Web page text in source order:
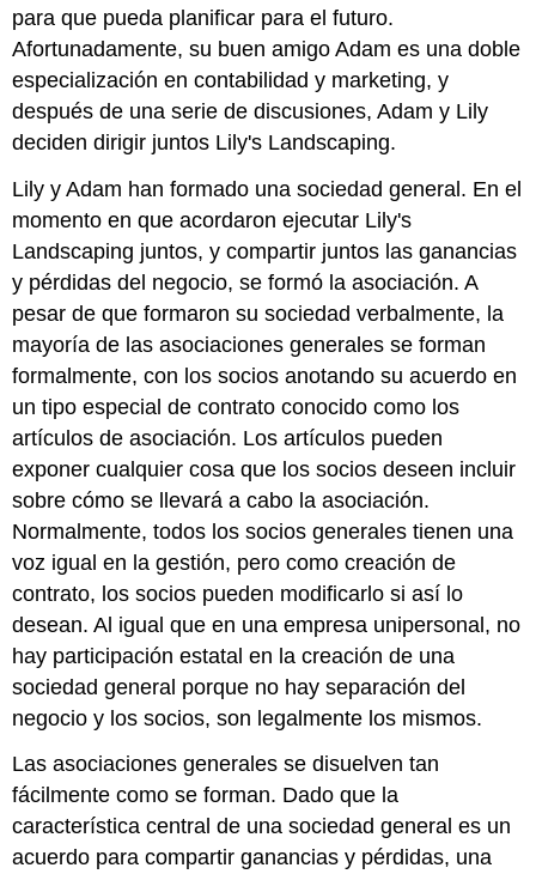
para que pueda planificar para el futuro.
Afortunadamente, su buen amigo Adam es una doble
especialización en contabilidad y marketing, y
después de una serie de discusiones, Adam y Lily
deciden dirigir juntos Lily's Landscaping.
Lily y Adam han formado una sociedad general. En el
momento en que acordaron ejecutar Lily's
Landscaping juntos, y compartir juntos las ganancias
y pérdidas del negocio, se formó la asociación. A
pesar de que formaron su sociedad verbalmente, la
mayoría de las asociaciones generales se forman
formalmente, con los socios anotando su acuerdo en
un tipo especial de contrato conocido como los
artículos de asociación. Los artículos pueden
exponer cualquier cosa que los socios deseen incluir
sobre cómo se llevará a cabo la asociación.
Normalmente, todos los socios generales tienen una
voz igual en la gestión, pero como creación de
contrato, los socios pueden modificarlo si así lo
desean. Al igual que en una empresa unipersonal, no
hay participación estatal en la creación de una
sociedad general porque no hay separación del
negocio y los socios, son legalmente los mismos.
Las asociaciones generales se disuelven tan
fácilmente como se forman. Dado que la
característica central de una sociedad general es un
acuerdo para compartir ganancias y pérdidas, una